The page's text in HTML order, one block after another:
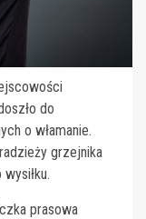
do
o włamanie.
grzejnika
prasowa